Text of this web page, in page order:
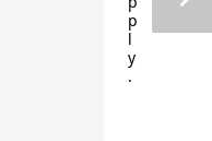
p
l
y
.